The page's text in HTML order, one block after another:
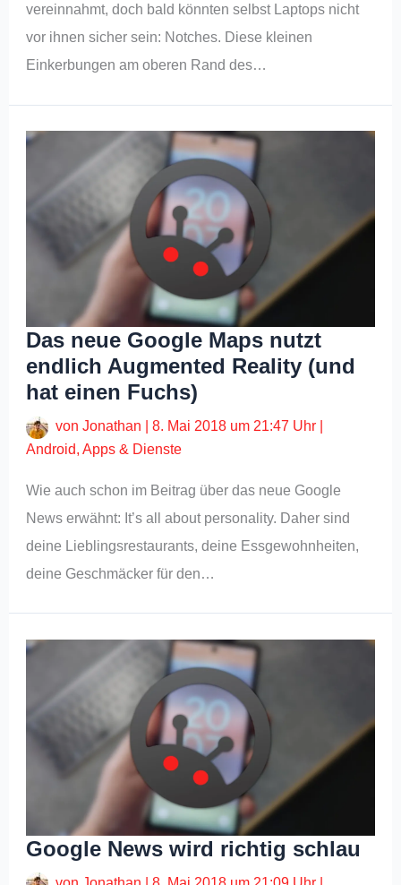
vereinnahmt, doch bald könnten selbst Laptops nicht
vor ihnen sicher sein: Notches. Diese kleinen
Einkerbungen am oberen Rand des…
Das neue Google Maps nutzt
endlich Augmented Reality (und
hat einen Fuchs)
vonJonathan |8. Mai 2018 um 21:47 Uhr
Android,Apps & Dienste
Wie auch schon im Beitrag über das neue Google
News erwähnt: It’s all about personality. Daher sind
deine Lieblingsrestaurants, deine Essgewohnheiten,
deine Geschmäcker für den…
Google News wird richtig schlau